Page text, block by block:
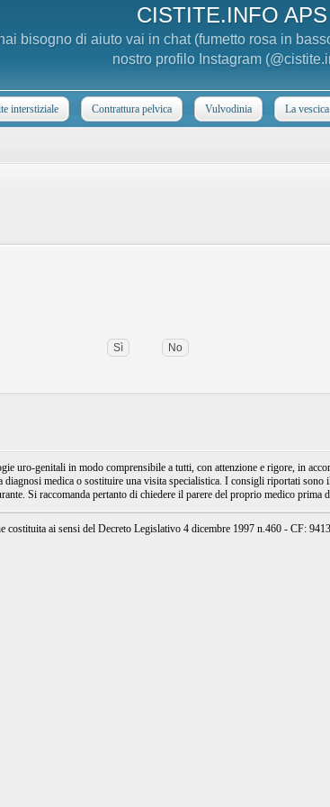
CISTITE.INFO APS
bisogno di aiuto vai in chat (fumetto rosa in
nostro profilo Instagram
interstiziale Contrattura pelvica Vulvodinia La vescica
genitali in modo comprensibile a tutti, con attenzione e rigore, in
medica o sostituire una visita specialistica. I consigli riportati
Si raccomanda pertanto di chiedere il parere del proprio medico prima
ai sensi del Decreto Legislativo 4 dicembre 1997 n.460 - CF: